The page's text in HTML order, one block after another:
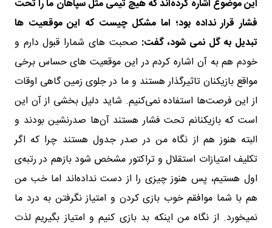
این موضوع اشاره کرده‌اند که هیچ تیمی مثل سپاهان ما را تحت
فشار قرار نداده بود؛ اما مشکل چیست که این موقعیت ها
تبدیل به گل نمی شود، گفت: صحبت های شمارا قبول دارم و
خودم هم به آن اشاره کردم در این موقعیت های حساس برخی
مواقع بازیکنان تاثیرگذار هستند و ما در جلوی زمین گاهی اوقات
از این فرصت‌ها استفاده نمی‌کنیم. شاید دلیل بخشی از آن این
است که بازیکنانم تحت فشار هستند آن‌ها صدرنشین بودند و
البته هنوز هم از نگاه من در صدر جدول هستند چرا که اگر
تکلیف امتیازات استقلال و تراکتور مشخص شود بازهم در رتبه‌ی
اول هستیم، پس هنوز چیزی را از دست نداده‌اند اما خب من
هم با شما موافقم خوب بازی کردن و امتیاز نگرفتن به درد ما
نمیخورد. از نگاه من اینکه بد بازی کنیم و امتیاز بگیریم لذت